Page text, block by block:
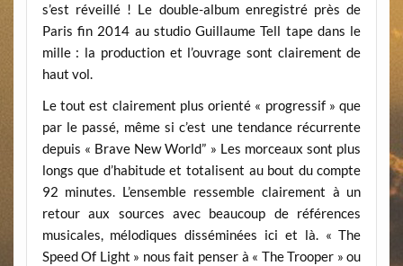
s’est réveillé ! Le double-album enregistré près de
Paris fin 2014 au studio Guillaume Tell tape dans le
mille : la production et l’ouvrage sont clairement de
haut vol.
Le tout est clairement plus orienté « progressif » que
par le passé, même si c’est une tendance récurrente
depuis « Brave New World” » Les morceaux sont plus
longs que d’habitude et totalisent au bout du compte
92 minutes. L’ensemble ressemble clairement à un
retour aux sources avec beaucoup de références
musicales, mélodiques disséminées ici et là. « The
Speed Of Light » nous fait penser à « The Trooper » ou